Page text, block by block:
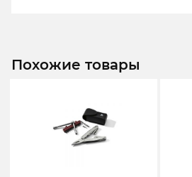
Похожие товары